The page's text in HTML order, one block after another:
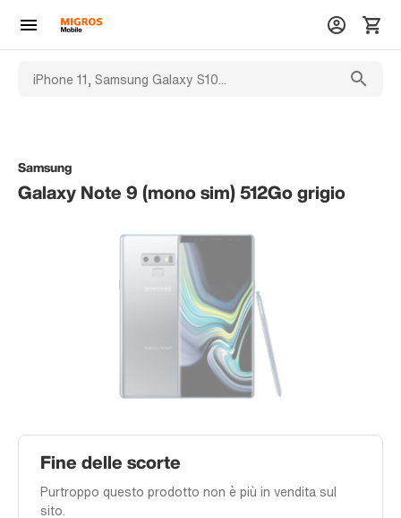
Samsung
Galaxy Note 9 (mono sim) 512Go grigio
Fine delle scorte
Purtroppo questo prodotto non è più in vendita sul
sito.